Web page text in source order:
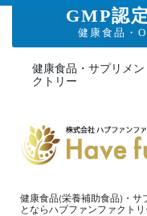
GMP認
健康食品・
健康食品・サプリメ
クトリー
健康食品(栄養補助食品)・サ
とならハブファンファクト